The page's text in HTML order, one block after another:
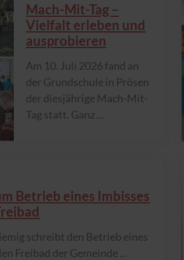
Mach-Mit-Tag –
Vielfalt erleben und
ausprobieren
Am 10. Juli 2026 fand an
der Grundschule in Prösen
der diesjährige Mach-Mit-
Tag statt. Ganz ...
Betrieb eines Imbisses
schreibt den Betrieb eines
Freibad der Gemeinde ...